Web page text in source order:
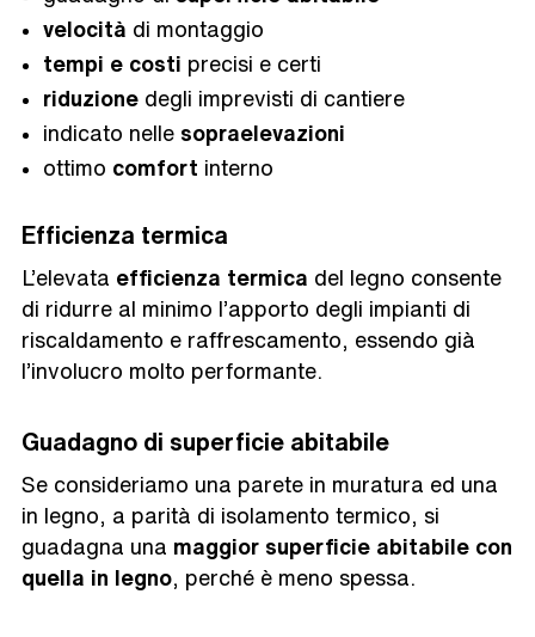
velocità di montaggio
tempi e costi precisi e certi
riduzione degli imprevisti di cantiere
indicato nelle sopraelevazioni
ottimo comfort interno
Efficienza termica
L’elevata efficienza termica del legno consente
di ridurre al minimo l’apporto degli impianti di
riscaldamento e raffrescamento, essendo già
l’involucro molto performante.
Guadagno di superficie abitabile
Se consideriamo una parete in muratura ed una
in legno, a parità di isolamento termico, si
guadagna una maggior superficie abitabile con
quella in legno , perché è meno spessa.